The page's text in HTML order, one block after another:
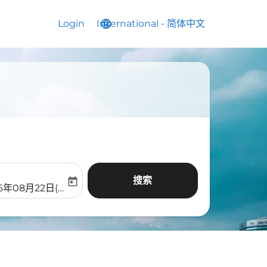
Login language
International - 简体中文
keyboard_arrow_down
labelreturn-date-aria-label
08月22日(周六)
today 搜索